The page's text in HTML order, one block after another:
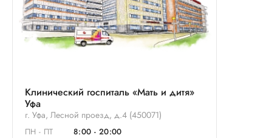
Клинический госпиталь «Мать и дитя»
Уфа
г. Уфа, Лесной проезд, д.4 (450071)
ПН - ПТ
8:00 - 20:00